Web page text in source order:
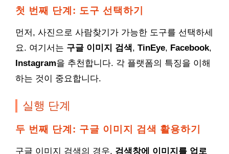
첫 번째 단계: 도구 선택하기
먼저, 사진으로 사람찾기가 가능한 도구를 선택하세
요. 여기서는 구글 이미지 검색, TinEye, Facebook,
Instagram을 추천합니다. 각 플랫폼의 특징을 이해
하는 것이 중요합니다.
실행 단계
두 번째 단계: 구글 이미지 검색 활용하기
구글 이미지 검색의 경우, 검색창에 이미지를 업로